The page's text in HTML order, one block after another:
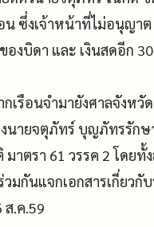
น ซึ่งเจ้าหน้าที่ไม่อนุญ
องบิดา และ เงินสดอีก
เรือนจำมายังศาลจังห
นายจตุภัทร์ บุญภัทรรัก
าตรา 61 วรรค 2 โดย
มกันแจกเอกสารเกี่ยว
ส.ค.59